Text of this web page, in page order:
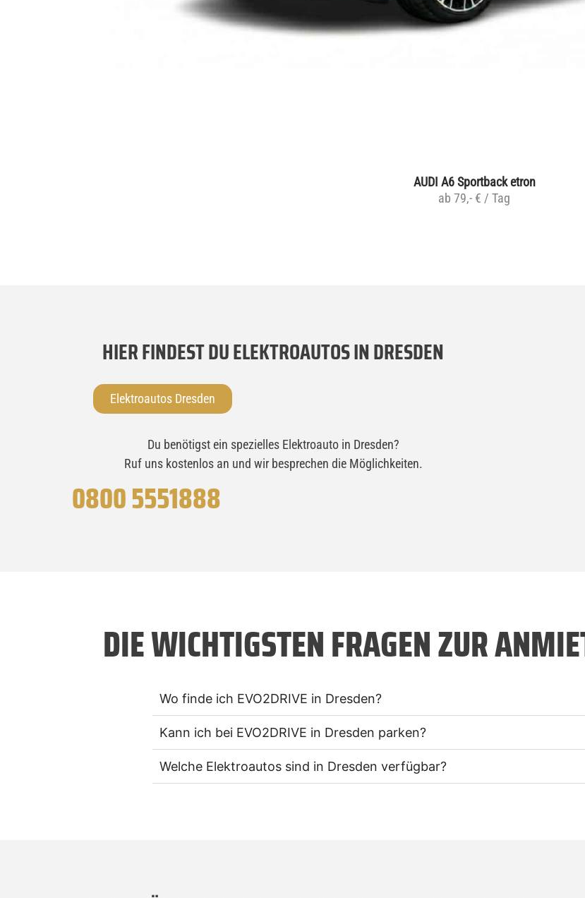
AUDI A6 Sportback etron
ab 79,- € / Tag
HIER FINDEST DU ELEKTROAUTOS IN DRESDEN
Elektroautos Dresden
Du benötigst ein spezielles Elektroauto in Dresden?
Ruf uns kostenlos an und wir besprechen die Möglichkeiten.
0800 5551888
DIE WICHTIGSTEN FRAGEN ZUR
Wo finde ich EVO2DRIVE in Dresden?
Kann ich bei EVO2DRIVE in Dresden parken?
Welche Elektroautos sind in Dresden verfügbar?